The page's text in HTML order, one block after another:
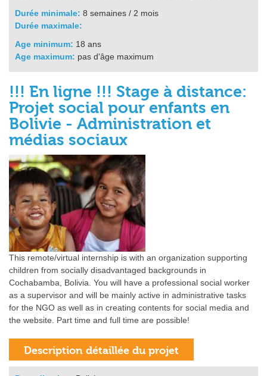
Durée minimale: 8 semaines / 2 mois
Durée maximale:
Age minimum: 18 ans
Age maximum: pas d'âge maximum
!!! En ligne !!! Stage à distance:
Projet social pour enfants en
Bolivie - Administration et
médias sociaux
This remote/virtual internship is with an organization supporting
children from socially disadvantaged backgrounds in
Cochabamba, Bolivia. You will have a professional social worker
as a supervisor and will be mainly active in administrative tasks
for the NGO as well as in creating contents for social media and
the website. Part time and full time are possible!